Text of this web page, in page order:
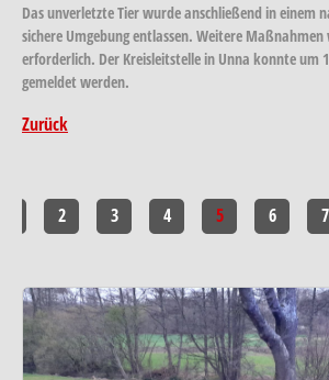
Das unverletzte Tier wurde anschließend in einem
sichere Umgebung entlassen. Weitere
erforderlich. Der Kreisleitstelle in Unna konnte um
gemeldet werden.
Zurück
2 3 4 5 6 7